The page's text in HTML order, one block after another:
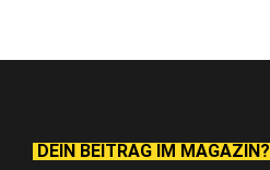
DEIN BEITRAG IM MAGAZIN?